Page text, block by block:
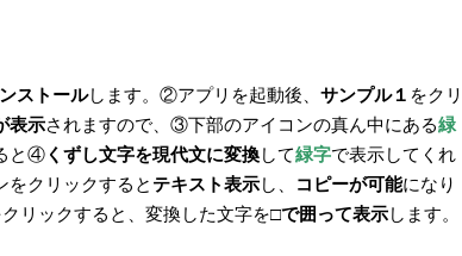
ストールします。②アプリを起動後、 サンプル１ をクリ
表示されますので、③下部のアイコンの真ん中にある緑
と④ くずし文字を現代文に変換して緑字で表示してくれ
をクリックすると テキスト表示し、 コピーが可能になり
クリックすると、変換した文字を□で囲って表示します。